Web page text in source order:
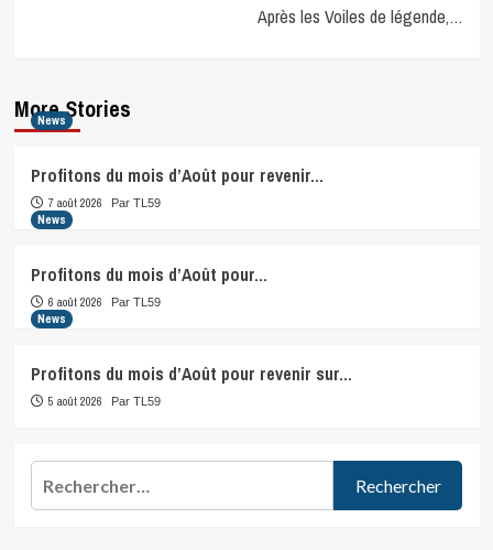
Après les Voiles de légende,…
More Stories
News
Profitons du mois d’Août pour revenir…
7 août 2026 Par TL59
News
Profitons du mois d’Août pour…
6 août 2026 Par TL59
News
Profitons du mois d’Août pour revenir sur…
5 août 2026 Par TL59